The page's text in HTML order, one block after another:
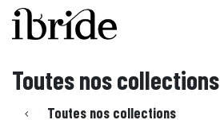
Se rendre au contenu
Toutes nos collections
Toutes nos collections